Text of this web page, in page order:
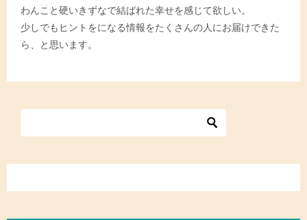
わんこと硬いきずなで結ばれた幸せを感じて欲しい。
少しでもヒントをになる情報をたくさんの人にお届けできた
ら、と思います。